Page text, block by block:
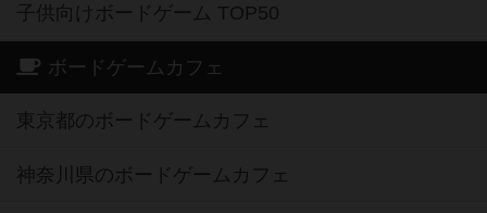
子供向けボードゲーム TOP50
ボードゲームカフェ
東京都のボードゲームカフェ
神奈川県のボードゲームカフェ